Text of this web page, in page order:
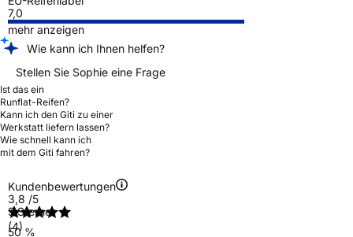
7,0
mehr anzeigen
Wie kann ich Ihnen helfen?
Stellen Sie Sophie eine Frage
Ist das ein
Runflat-Reifen?
Kann ich den Giti zu einer
Werkstatt liefern lassen?
Wie schnell kann ich
mit dem Giti fahren?
Kundenbewertungen
3,8 /5
(4)
5 Sterne
50 %